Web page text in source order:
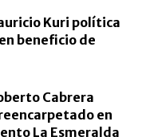
Kuri política
beneficio de
Cabrera
en
La Esmeralda